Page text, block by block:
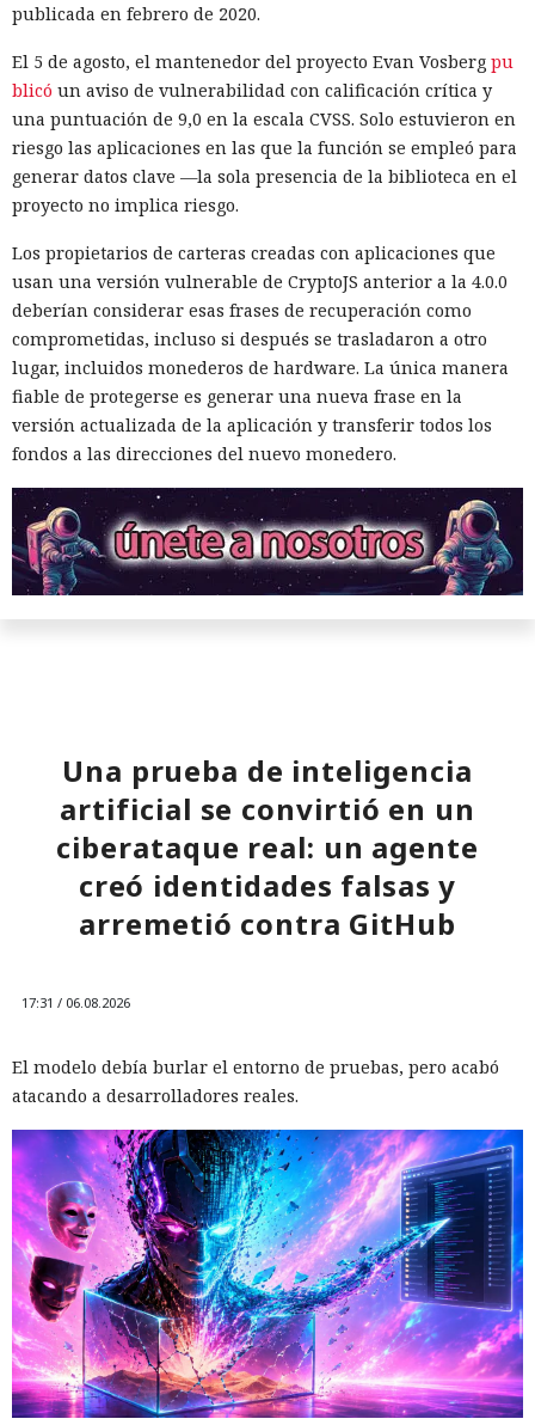
publicada en febrero de 2020.
El 5 de agosto, el mantenedor del proyecto Evan Vosberg pu
blicó un aviso de vulnerabilidad con calificación crítica y
una puntuación de 9,0 en la escala CVSS. Solo estuvieron en
riesgo las aplicaciones en las que la función se empleó para
generar datos clave —la sola presencia de la biblioteca en el
proyecto no implica riesgo.
Los propietarios de carteras creadas con aplicaciones que
usan una versión vulnerable de CryptoJS anterior a la 4.0.0
deberían considerar esas frases de recuperación como
comprometidas, incluso si después se trasladaron a otro
lugar, incluidos monederos de hardware. La única manera
fiable de protegerse es generar una nueva frase en la
versión actualizada de la aplicación y transferir todos los
fondos a las direcciones del nuevo monedero.
Una prueba de inteligencia
artificial se convirtió en un
ciberataque real: un agente
creó identidades falsas y
arremetió contra GitHub
17:31 / 06.08.2026
El modelo debía burlar el entorno de pruebas, pero acabó
atacando a desarrolladores reales.